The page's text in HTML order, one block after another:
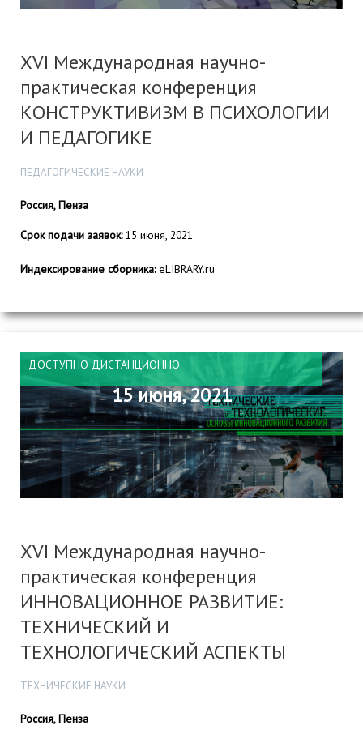
XVI Международная научно-
практическая конференция
КОНСТРУКТИВИЗМ В ПСИХОЛОГИИ
И ПЕДАГОГИКЕ
ПЕДАГОГИЧЕСКИЕ НАУКИ
Россия, Пенза
Срок подачи заявок:15 июня, 2021
Индексирование сборника:eLIBRARY.ru
ДОСТУПНО ДИСТАНЦИОННО
15 июня, 2021
XVI Международная научно-
практическая конференция
ИННОВАЦИОННОЕ РАЗВИТИЕ:
ТЕХНИЧЕСКИЙ И
ТЕХНОЛОГИЧЕСКИЙ АСПЕКТЫ
ТЕХНИЧЕСКИЕ НАУКИ
Россия, Пенза